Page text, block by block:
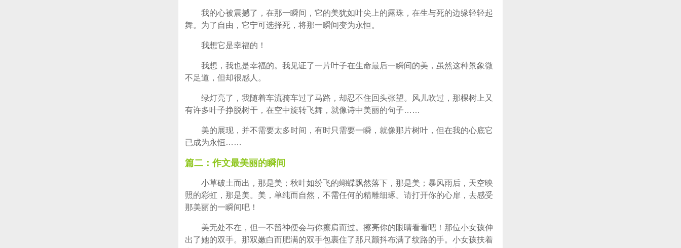
我的心被震撼了，在那一瞬间，它的美犹如叶尖上的露珠，在生与死的边缘轻轻起
舞。为了自由，它宁可选择死，将那一瞬间变为永恒。
我想它是幸福的！
我想，我也是幸福的。我见证了一片叶子在生命最后一瞬间的美，虽然这种景象微
不足道，但却很感人。
绿灯亮了，我随着车流骑车过了马路，却忍不住回头张望。风儿吹过，那棵树上又
有许多叶子挣脱树干，在空中旋转飞舞，就像诗中美丽的句子……
美的展现，并不需要太多时间，有时只需要一瞬，就像那片树叶，但在我的心底它
已成为永恒……
篇二：作文最美丽的瞬间
小草破土而出，那是美；秋叶如纷飞的蝴蝶飘然落下，那是美；暴风雨后，天空映
照的彩虹，那是美。美，单纯而自然，不需任何的精雕细琢。请打开你的心扉，去感受
那美丽的一瞬间吧！
美无处不在，但一不留神便会与你擦肩而过。擦亮你的眼睛看看吧！那位小女孩伸
出了她的双手。那双嫩白而肥满的双手包裹住了那只颤抖布满了纹路的手。小女孩扶着